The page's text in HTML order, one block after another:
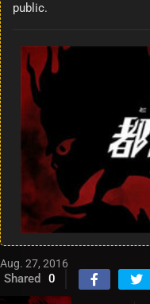
public.
Aug. 27, 2016
Shared 0